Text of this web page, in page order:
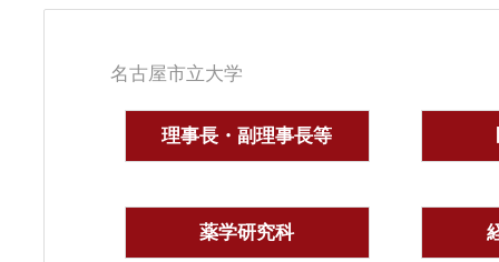
名古屋市立大学
理事長・副理事長等
薬学研究科